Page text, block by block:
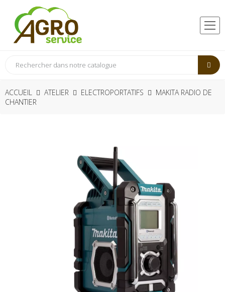
ACCUEIL ATELIER ELECTROPORTATIFS
MAKITA RADIO DE
CHANTIER